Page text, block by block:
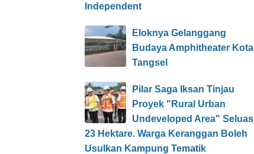
Independent
Eloknya Gelanggang
Budaya Amphitheater Kota
Tangsel
Pilar Saga Iksan Tinjau
Proyek "Rural Urban
Undeveloped Area" Seluas
23 Hektare. Warga Keranggan Boleh
Usulkan Kampung Tematik